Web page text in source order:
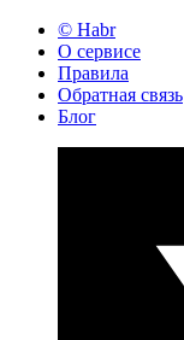
© Habr
О сервисе
Правила
Обратная связь
Блог